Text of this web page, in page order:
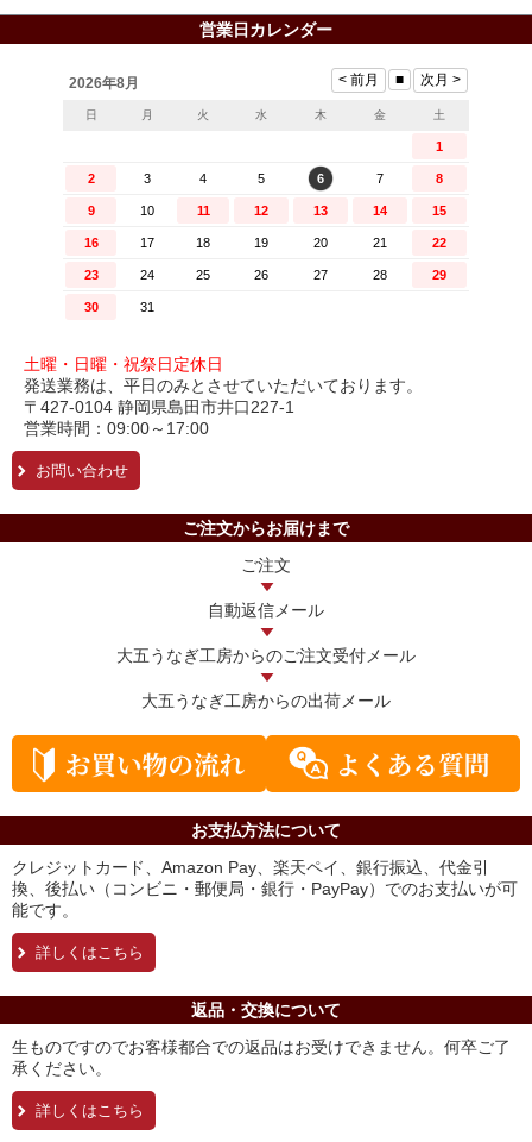
営業日カレンダー
土曜・日曜・祝祭日定休日
発送業務は、平日のみとさせていただいております。
〒427-0104 静岡県島田市井口227-1
営業時間：09:00～17:00
お問い合わせ
ご注文からお届けまで
ご注文
自動返信メール
大五うなぎ工房からのご注文受付メール
大五うなぎ工房からの出荷メール
お支払方法について
クレジットカード、Amazon Pay、楽天ペイ、銀行振込、代金引
換、後払い（コンビニ・郵便局・銀行・PayPay）でのお支払いが可
能です。
詳しくはこちら
返品・交換について
生ものですのでお客様都合での返品はお受けできません。何卒ご了
承ください。
詳しくはこちら